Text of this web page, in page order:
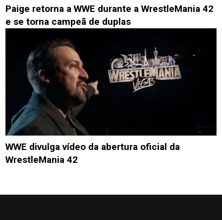
Paige retorna a WWE durante a WrestleMania 42
e se torna campeã de duplas
WWE divulga vídeo da abertura oficial da
WrestleMania 42